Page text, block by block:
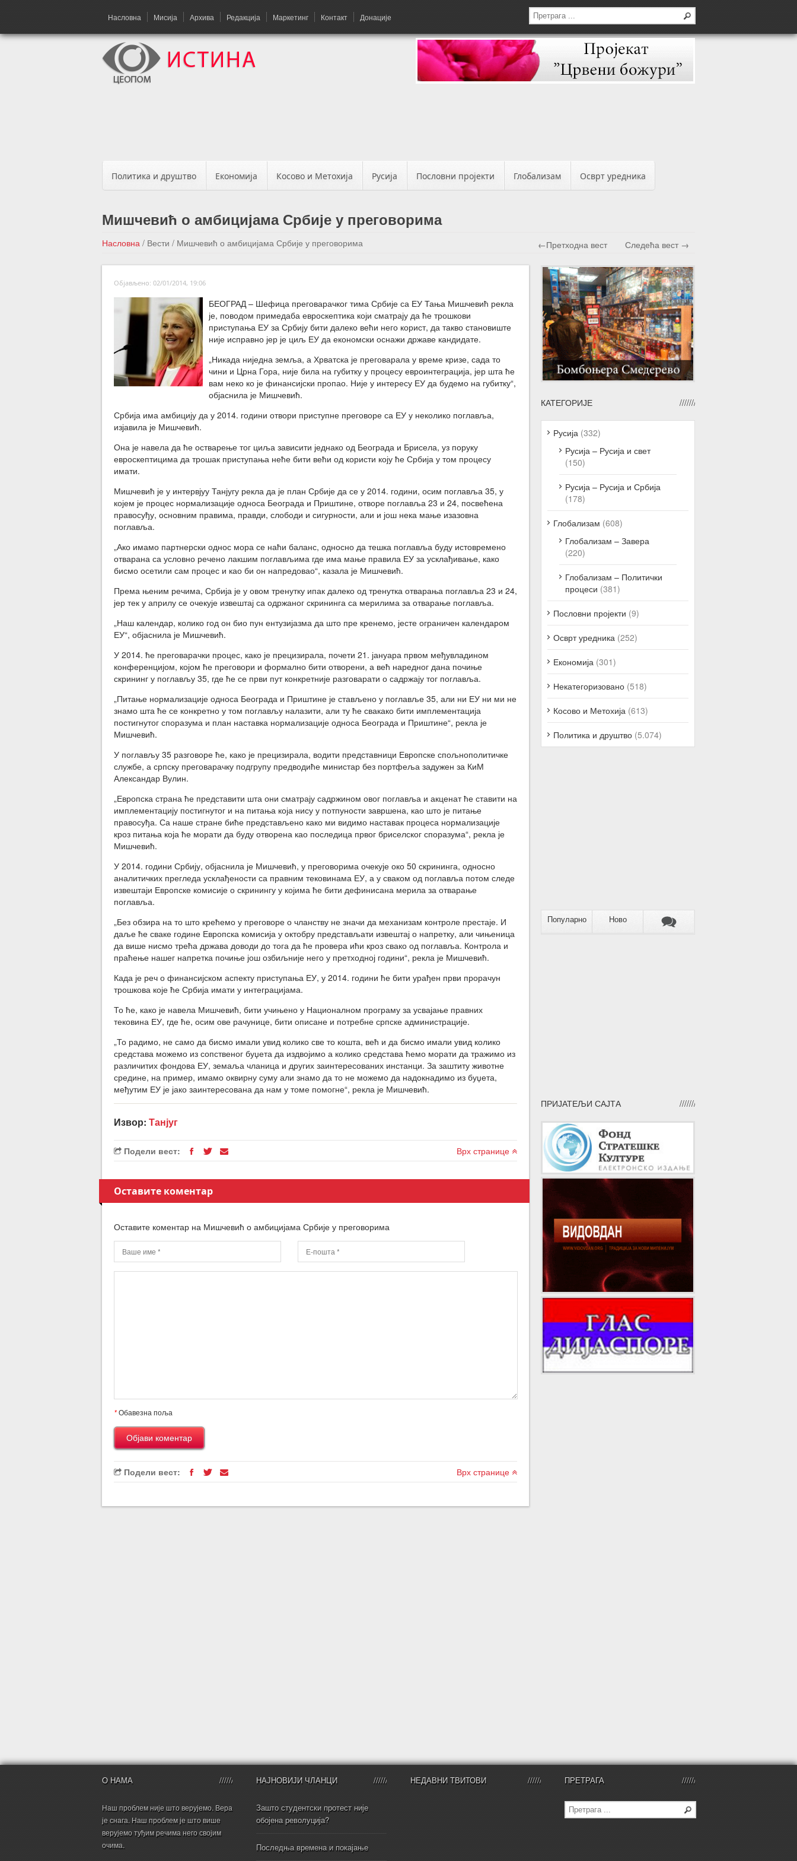
Насловна Мисија Архива Редакција Маркетинг Контакт Донације
Политика и друштво Економија Косово и Метохија Русија Пословни пројекти Глобализам Осврт уредника
Мишчевић о амбицијама Србије у преговорима
Насловна / Вести / Мишчевић о амбицијама Србије у преговорима ←Претходна вест Следећа вест →
Објављено: 02/01/2014, 19:06
БЕОГРАД – Шефица преговарачког тима Србије са ЕУ Тања Мишчевић рекла
је, поводом примедаба евроскептика који сматрају да ће трошкови
приступања ЕУ за Србију бити далеко већи него корист, да такво становиште
није исправно јер је циљ ЕУ да економски оснажи државе кандидате.
„Никада ниједна земља, а Хрватска је преговарала у време кризе, сада то
чини и Црна Гора, није била на губитку у процесу евроинтеграција, јер шта ће
вам неко ко је финансијски пропао. Није у интересу ЕУ да будемо на губитку“,
објаснила је Мишчевић.
Србија има амбицију да у 2014. години отвори приступне преговоре са ЕУ у неколико поглавља,
изјавила је Мишчевић.
Она је навела да ће остварење тог циља зависити једнако од Београда и Брисела, уз поруку
евроскептицима да трошак приступања неће бити већи од користи коју ће Србија у том процесу
имати.
Мишчевић је у интервјуу Танјугу рекла да је план Србије да се у 2014. години, осим поглавља 35, у
којем је процес нормализације односа Београда и Приштине, отворе поглавља 23 и 24, посвећена
правосуђу, основним правима, правди, слободи и сигурности, али и још нека мање изазовна
поглавља.
„Ако имамо партнерски однос мора се наћи баланс, односно да тешка поглавља буду истовремено
отварана са условно речено лакшим поглављима где има мање правила ЕУ за усклађивање, како
бисмо осетили сам процес и као би он напредовао“, казала је Мишчевић.
Према њеним речима, Србија је у овом тренутку ипак далеко од тренутка отварања поглавља 23 и 24,
јер тек у априлу се очекује извештај са одржаног скрининга са мерилима за отварање поглавља.
„Наш календар, колико год он био пун ентузијазма да што пре кренемо, јесте ограничен календаром
ЕУ“, објаснила је Мишчевић.
У 2014. ће преговарачки процес, како је прецизирала, почети 21. јануара првом међувладином
конференцијом, којом ће преговори и формално бити отворени, а већ наредног дана почиње
скрининг у поглављу 35, где ће се први пут конкретније разговарати о садржају тог поглавља.
„Питање нормализације односа Београда и Приштине је стављено у поглавље 35, али ни ЕУ ни ми не
знамо шта ће се конкретно у том поглављу налазити, али ту ће свакако бити имплементација
постигнутог споразума и план наставка нормализације односа Београда и Приштине“, рекла је
Мишчевић.
У поглављу 35 разговоре ће, како је прецизирала, водити представници Европске спољнополитичке
службе, а српску преговарачку подгрупу предводиће министар без портфеља задужен за КиМ
Александар Вулин.
„Европска страна ће представити шта они сматрају садржином овог поглавља и акценат ће ставити на
имплементацију постигнутог и на питања која нису у потпуности завршена, као што је питање
правосуђа. Са наше стране биће представљено како ми видимо наставак процеса нормализације
кроз питања која ће морати да буду отворена као последица првог бриселског споразума“, рекла је
Мишчевић.
У 2014. години Србију, објаснила је Мишчевић, у преговорима очекује око 50 скрининга, односно
аналитичких прегледа усклађености са правним тековинама ЕУ, а у сваком од поглавља потом следе
извештаји Европске комисије о скринингу у којима ће бити дефинисана мерила за отварање
поглавља.
„Без обзира на то што крећемо у преговоре о чланству не значи да механизам контроле престаје. И
даље ће сваке године Европска комисија у октобру представљати извештај о напретку, али чињеница
да више нисмо трећа држава доводи до тога да ће провера ићи кроз свако од поглавља. Контрола и
праћење нашег напретка почиње још озбиљније него у претходној години“, рекла је Мишчевић.
Када је реч о финансијском аспекту приступања ЕУ, у 2014. години ће бити урађен први прорачун
трошкова које ће Србија имати у интеграцијама.
То ће, како је навела Мишчевић, бити учињено у Националном програму за усвајање правних
тековина ЕУ, где ће, осим ове рачунице, бити описане и потребне српске администрације.
„То радимо, не само да бисмо имали увид колико све то кошта, већ и да бисмо имали увид колико
средстава можемо из сопственог буџета да издвојимо а колико средстава ћемо морати да тражимо из
различитих фондова ЕУ, земаља чланица и других заинтересованих инстанци. За заштиту животне
средине, на пример, имамо оквирну суму али знамо да то не можемо да надокнадимо из буџета,
међутим ЕУ је јако заинтересована да нам у томе помогне“, рекла је Мишчевић.
Извор: Танјуг
Подели вест: Врх странице
Оставите коментар
Оставите коментар на Мишчевић о амбицијама Србије у преговорима
*Обавезна поља
Подели вест: Врх странице
КАТЕГОРИЈЕ
Русија (332)
Русија – Русија и свет
(150)
Русија – Русија и Србија
(178)
Глобализам (608)
Глобализам – Завера
(220)
Глобализам – Политички
процеси (381)
Пословни пројекти (9)
Осврт уредника (252)
Економија (301)
Некатегоризовано (518)
Косово и Метохија (613)
Политика и друштво (5.074)
Популарно Ново
ПРИЈАТЕЉИ САЈТА
О НАМА
Наш проблем није што верујемо. Вера
је снага. Наш проблем је што више
верујемо туђим речима него својим
очима.
НАЈНОВИЈИ ЧЛАНЦИ
Зашто студентски протест није
обојена револуција?
Последња времена и покајање
НЕДАВНИ ТВИТОВИ ПРЕТРАГА